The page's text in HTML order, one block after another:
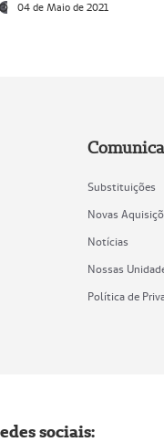
04 de Maio de 2021
Substituições
Novas
Notícias
Nossas
Política de
sociais: